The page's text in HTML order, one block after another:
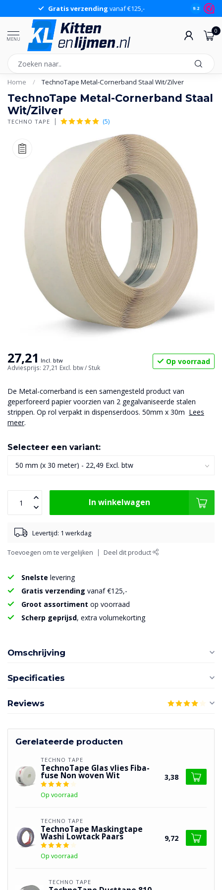
Gratis verzending vanaf €125,- 9.2
MENU
0
Home / TechnoTape Metal-Cornerband Staal Wit/Zilver
TechnoTape Metal-Cornerband Staal
Wit/Zilver
TECHNO TAPE (5)
27,21 Incl. btw
Adviesprijs: 27,21 Excl. btw/ Stuk
Op voorraad
De Metal-cornerband is een samengesteld product van
geperforeerd papier voorzien van 2 gegalvaniseerde stalen
strippen. Op rol verpakt in dispenserdoos. 50mm x 30m Lees
meer.
Selecteer een variant:
In winkelwagen
Levertijd: 1 werkdag
Toevoegen om te vergelijken Deel dit product
Snelste levering
Gratis verzending vanaf €125,-
Groot assortiment op voorraad
Scherp geprijsd, extra volumekorting
Omschrijving
Specificaties
Reviews
Gerelateerde producten
TECHNO TAPE
TechnoTape Glas vlies Fiba-
fuse Non woven Wit
Op voorraad
3,38
TECHNO TAPE
TechnoTape Maskingtape
Washi Lowtack Paars
Op voorraad
9,72
TECHNO TAPE